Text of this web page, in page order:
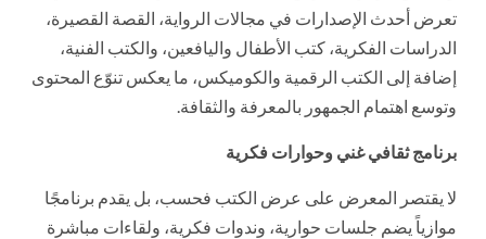
تعرض أحدث الإصدارات في مجالات الرواية، القصة القصيرة،
الدراسات الفكرية، كتب الأطفال واليافعين، والكتب الفنية،
إضافة إلى الكتب الرقمية والكوميكس، ما يعكس تنوّع المحتوى
وتوسع اهتمام الجمهور بالمعرفة والثقافة.
برنامج ثقافي غني وحوارات فكرية
لا يقتصر المعرض على عرض الكتب فحسب، بل يقدم برنامجًا
موازياً يضم جلسات حوارية، وندوات فكرية، ولقاءات مباشرة